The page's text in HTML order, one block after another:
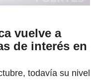
vuelve a
de interés en
todavía su nivel